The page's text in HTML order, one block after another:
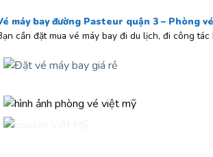
máy bay đường Pasteur quận 3 – Phòng
cần đặt mua vé máy bay đi du lịch, đi công tác